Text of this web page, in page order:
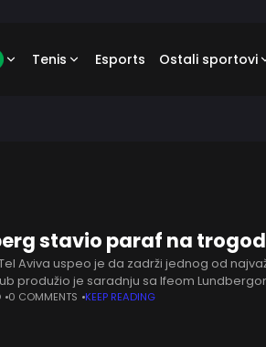
Tenis Esports Ostali sportovi
stavio paraf na
Aviva uspeo je da zadrži jednog od
produžio je saradnju sa Ifeom
ugovor. Danski bek
0 COMMENTS KEEP READING